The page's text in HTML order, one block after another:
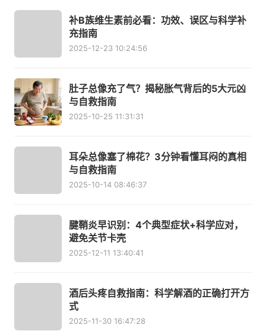
补B族维生素前必看：功效、误区与科学补
充指南
2025-12-23 10:24:56
肚子总像充了气？揭秘胀气背后的5大元凶
与自救指南
2025-10-25 11:31:31
耳朵总像塞了棉花？3分钟看懂耳闷的真相
与自救指南
2025-10-14 08:46:37
腱鞘炎早识别：4个典型症状+科学应对，
避免关节卡壳
2025-12-11 13:40:41
酒后头疼自救指南：科学解酒的正确打开方
式
2025-11-30 16:47:28